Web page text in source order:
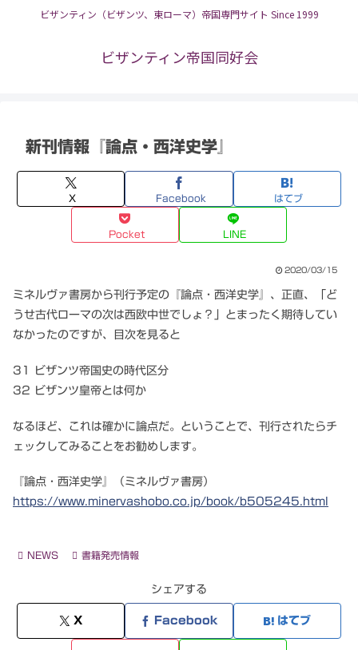
ビザンティン（ビザンツ、東ローマ）帝国専門サイト Since 1999
ビザンティン帝国同好会
新刊情報『論点・西洋史学』
X Facebook はてブ
Pocket LINE
2020/03/15
ミネルヴァ書房から刊行予定の『論点・西洋史学』、正直、「ど
うせ古代ローマの次は西欧中世でしょ？」とまったく期待してい
なかったのですが、目次を見ると
31 ビザンツ帝国史の時代区分
32 ビザンツ皇帝とは何か
なるほど、これは確かに論点だ。ということで、刊行されたらチ
ェックしてみることをお勧めします。
『論点・西洋史学』（ミネルヴァ書房）
https://www.minervashobo.co.jp/book/b505245.html
NEWS 書籍発売情報
シェアする
X Facebook はてブ